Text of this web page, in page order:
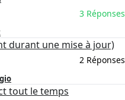
3 Réponses
durant une mise à jour)
2 Réponses
tout le temps